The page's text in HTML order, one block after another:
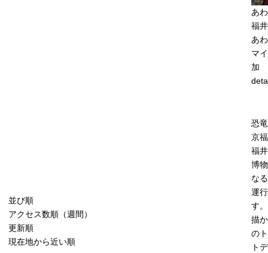
並び順
アクセス数順（週間）
更新順
現在地から近い順
あ
福
あ
マ
加
恐
京
福
博
な
運
す
描
の
ト